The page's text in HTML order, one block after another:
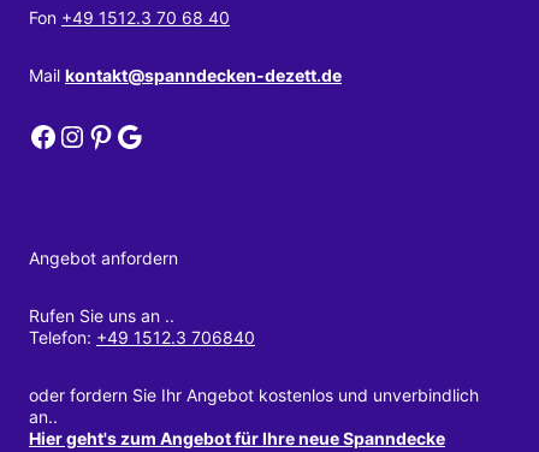
Fon +49 1512.3 70 68 40
Mail kontakt@spanndecken-dezett.de
DEZETT Spanndecken bei Facebook
DEZETT Spanndecken bei Instagram
DEZETT Spanndecken bei Pinterest
DEZETT Spanndecken bei Google
Angebot anfordern
Rufen Sie uns an ..
Telefon: +49 1512.3 706840
oder fordern Sie Ihr Angebot kostenlos und unverbindlich
an..
Hier geht's zum Angebot für Ihre neue Spanndecke